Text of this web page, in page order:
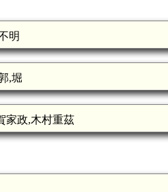
明
,堀
家政,木村重茲